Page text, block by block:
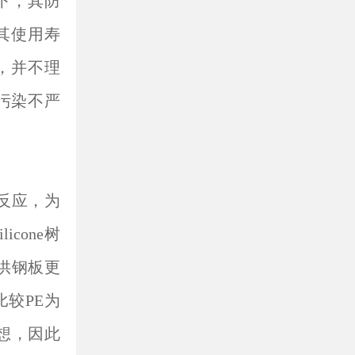
使用寿
并不理
染不严
应，为
树
钢板更
较PE为
，因此